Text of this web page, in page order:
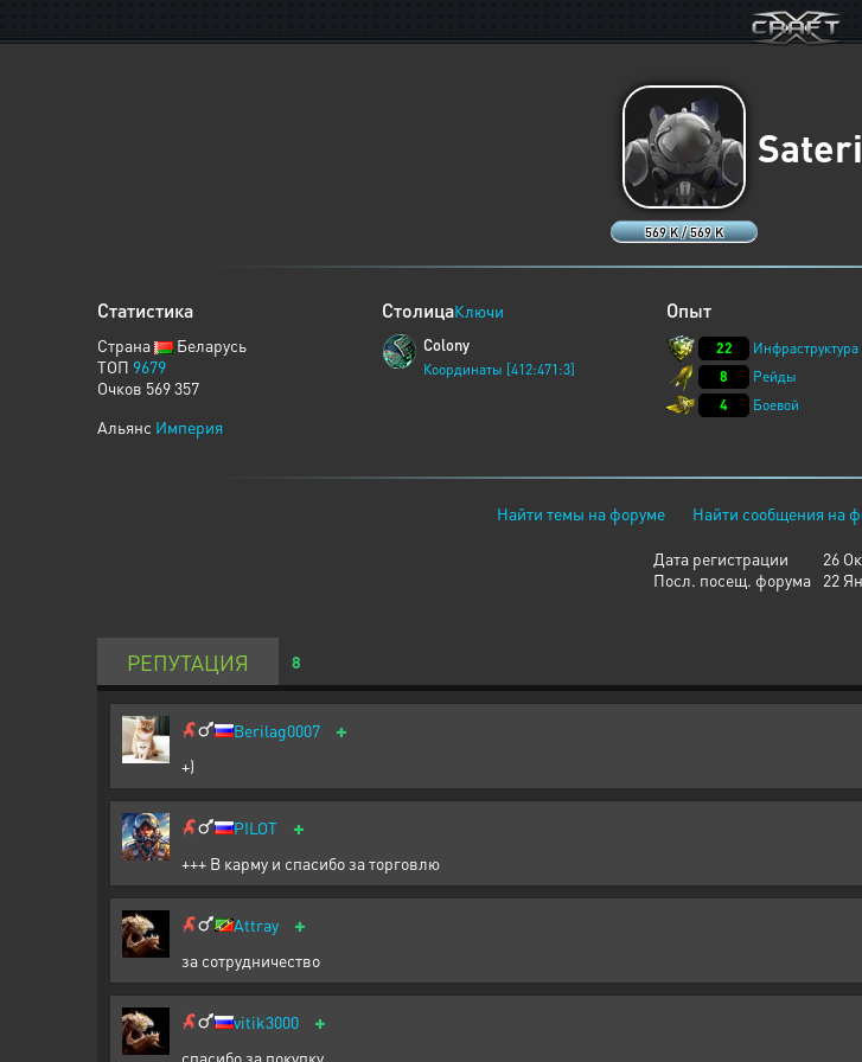
569 K / 569 K
Статистика
Страна
Беларусь
ТОП 9679
Очков 569 357
Альянс Империя
СтолицаКлючи
Colony
Координаты [412:471:3]
Опыт
22
Инфраструктура
8
Рейды
4
Боевой
Найти темы на форуме Найти сообщения на
Дата регистрации
26
Посл. посещ. форума
22
РЕПУТАЦИЯ 8
Berilag0007 +
+)
PILOT +
+++ В карму и спасибо за торговлю
Attray +
за сотрудничество
vitik3000 +
спасибо за покупку